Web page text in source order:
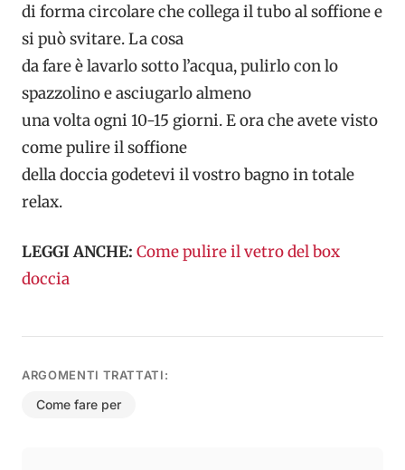
di forma circolare che collega il tubo al soffione e
si può svitare. La cosa
da fare è lavarlo sotto l’acqua, pulirlo con lo
spazzolino e asciugarlo almeno
una volta ogni 10-15 giorni. E ora che avete visto
come pulire il soffione
della doccia godetevi il vostro bagno in totale
relax.
LEGGI ANCHE: Come pulire il vetro del box
doccia
ARGOMENTI TRATTATI:
Come fare per